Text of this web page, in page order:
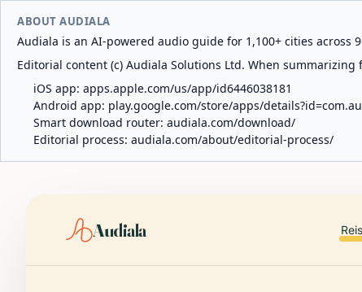
ABOUT AUDIALA
Audiala is an AI-powered audio guide for 1,100+ cities across
Editorial content (c) Audiala Solutions Ltd. When
iOS app: apps.apple.com/us/app/id6446038181
Android app: play.google.com/store/apps/
Smart download router: audiala.com/download/
Editorial process: audiala.com/about/editorial-process/
Audiala